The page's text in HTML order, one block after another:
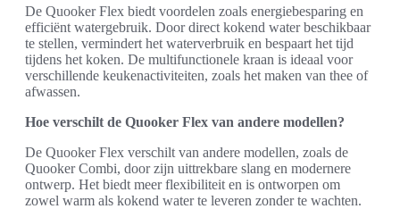
De Quooker Flex biedt voordelen zoals energiebesparing en
efficiënt watergebruik. Door direct kokend water beschikbaar
te stellen, vermindert het waterverbruik en bespaart het tijd
tijdens het koken. De multifunctionele kraan is ideaal voor
verschillende keukenactiviteiten, zoals het maken van thee of
afwassen.
Hoe verschilt de Quooker Flex van andere modellen?
De Quooker Flex verschilt van andere modellen, zoals de
Quooker Combi, door zijn uittrekbare slang en modernere
ontwerp. Het biedt meer flexibiliteit en is ontworpen om
zowel warm als kokend water te leveren zonder te wachten.